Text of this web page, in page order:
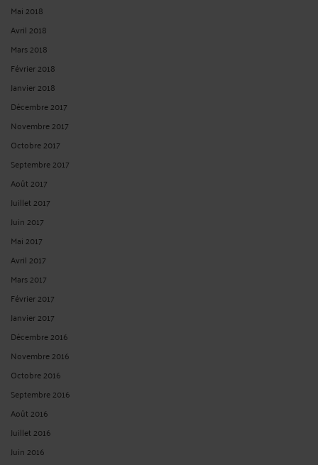
Mai 2018
Avril 2018
Mars 2018
Février 2018
Janvier 2018
Décembre 2017
Novembre 2017
Octobre 2017
Septembre 2017
Août 2017
Juillet 2017
Juin 2017
Mai 2017
Avril 2017
Mars 2017
Février 2017
Janvier 2017
Décembre 2016
Novembre 2016
Octobre 2016
Septembre 2016
Août 2016
Juillet 2016
Juin 2016